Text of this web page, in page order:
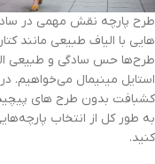
طرح پارچه نقش مهمی در
هایی با الیاف طبیعی مانند
طرح‌ها حس سادگی و طبیعی
استایل مینیمال می‌خواهیم.
کشبافت بدون طرح های
به طور کل از انتخاب
کنید.